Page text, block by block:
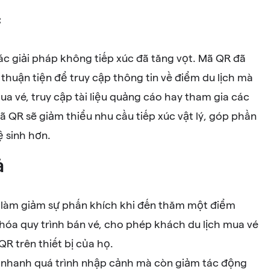
giải pháp không tiếp xúc đã tăng vọt. Mã QR đã
tiện để truy cập thông tin về điểm du lịch mà
vé, truy cập tài liệu quảng cáo hay tham gia các
QR sẽ giảm thiểu nhu cầu tiếp xúc vật lý, góp phần
sinh hơn.
giảm sự phấn khích khi đến thăm một điểm
quy trình bán vé, cho phép khách du lịch mua vé
trên thiết bị của họ.
quá trình nhập cảnh mà còn giảm tác động